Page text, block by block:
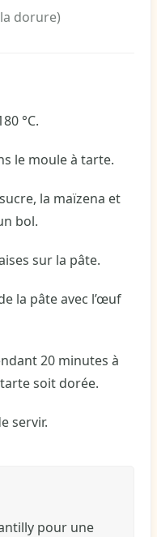
dorure)
°C.
le moule à tarte.
la maïzena et
bol.
sur la pâte.
la pâte avec l’œuf
20 minutes à
tarte soit dorée.
servir.
pour une